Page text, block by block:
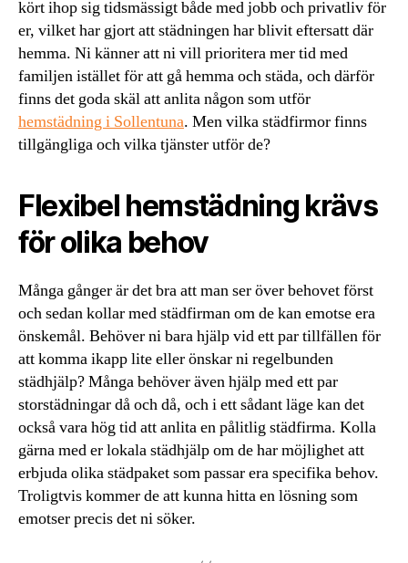
kört ihop sig tidsmässigt både med jobb och privatliv för
er, vilket har gjort att städningen har blivit eftersatt där
hemma. Ni känner att ni vill prioritera mer tid med
familjen istället för att gå hemma och städa, och därför
finns det goda skäl att anlita någon som utför
hemstädning i Sollentuna. Men vilka städfirmor finns
tillgängliga och vilka tjänster utför de?
Flexibel hemstädning krävs
för olika behov
Många gånger är det bra att man ser över behovet först
och sedan kollar med städfirman om de kan emotse era
önskemål. Behöver ni bara hjälp vid ett par tillfällen för
att komma ikapp lite eller önskar ni regelbunden
städhjälp? Många behöver även hjälp med ett par
storstädningar då och då, och i ett sådant läge kan det
också vara hög tid att anlita en pålitlig städfirma. Kolla
gärna med er lokala städhjälp om de har möjlighet att
erbjuda olika städpaket som passar era specifika behov.
Troligtvis kommer de att kunna hitta en lösning som
emotser precis det ni söker.